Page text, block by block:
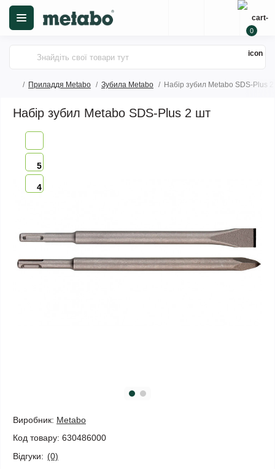
0
Приладдя Metabo Зубила Metabo Набір зубил Metabo SDS-Plus
Набір зубил Metabo SDS-Plus 2 шт
5
4
Виробник: Metabo
Код товару: 630486000
Відгуки: (0)